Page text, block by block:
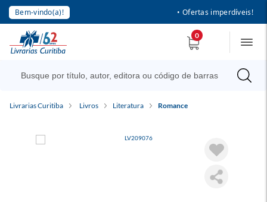
Bem-vindo(a)! • Ofertas imperdíveis!
0
Livrarias Curitiba Livros Literatura Romance